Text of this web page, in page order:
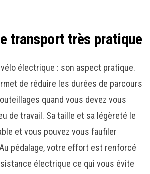
transport très pratique
électrique : son aspect pratique.
de réduire les durées de parcours
quand vous devez vous
de travail. Sa taille et sa légèreté le
et vous pouvez vous faufiler
pédalage, votre effort est renforcé
électrique ce qui vous évite